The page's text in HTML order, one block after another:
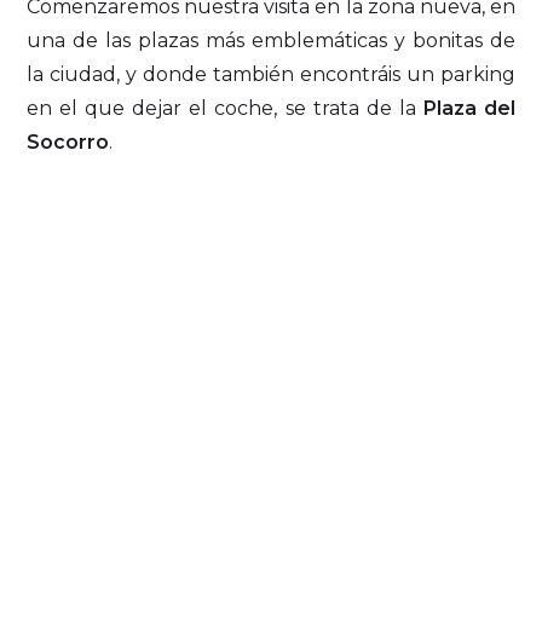
Comenzaremos nuestra visita en la zona nueva, en
una de las plazas más emblemáticas y bonitas de
la ciudad, y donde también encontráis un parking
en el que dejar el coche, se trata de la Plaza del
Socorro.